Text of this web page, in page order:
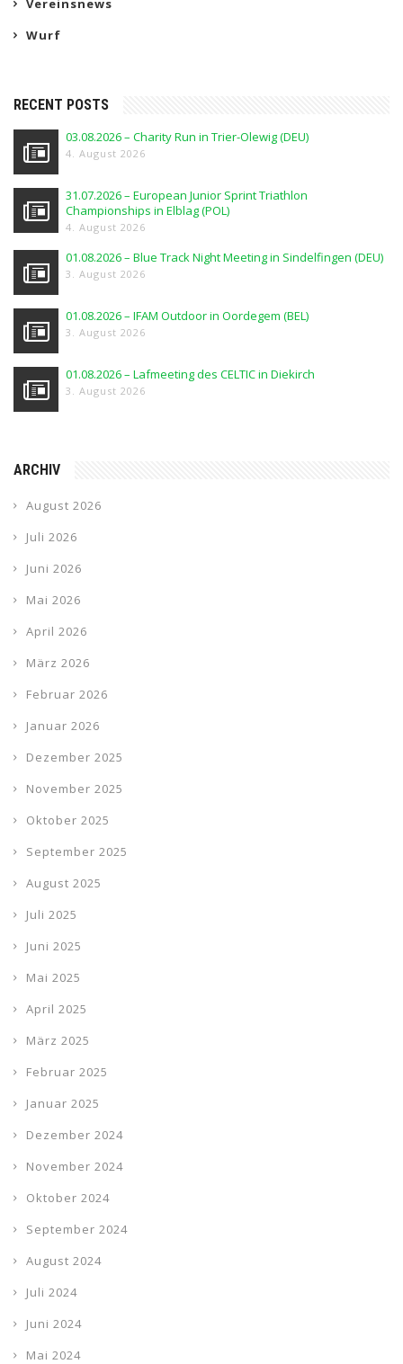
Vereinsnews
Wurf
RECENT POSTS
03.08.2026 – Charity Run in Trier-Olewig (DEU)
4. August 2026
31.07.2026 – European Junior Sprint Triathlon
Championships in Elblag (POL)
4. August 2026
01.08.2026 – Blue Track Night Meeting in Sindelfingen (DEU)
3. August 2026
01.08.2026 – IFAM Outdoor in Oordegem (BEL)
3. August 2026
01.08.2026 – Lafmeeting des CELTIC in Diekirch
3. August 2026
ARCHIV
August 2026
Juli 2026
Juni 2026
Mai 2026
April 2026
März 2026
Februar 2026
Januar 2026
Dezember 2025
November 2025
Oktober 2025
September 2025
August 2025
Juli 2025
Juni 2025
Mai 2025
April 2025
März 2025
Februar 2025
Januar 2025
Dezember 2024
November 2024
Oktober 2024
September 2024
August 2024
Juli 2024
Juni 2024
Mai 2024